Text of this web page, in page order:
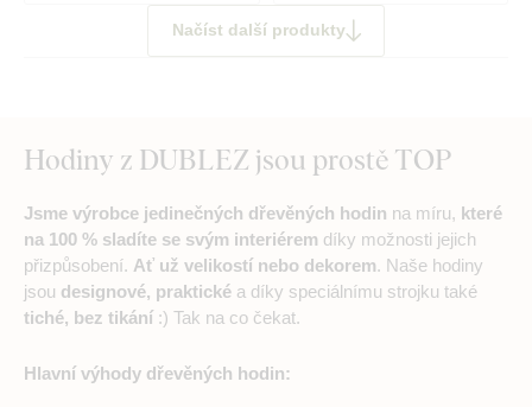
Načíst další produkty
Hodiny z DUBLEZ jsou prostě TOP
Jsme výrobce jedinečných dřevěných hodin na míru, které
na 100 % sladíte se svým interiérem díky možnosti jejich
přizpůsobení. Ať už velikostí nebo dekorem. Naše hodiny
jsou designové, praktické a díky speciálnímu strojku také
tiché, bez tikání :) Tak na co čekat.
Hlavní výhody dřevěných hodin: